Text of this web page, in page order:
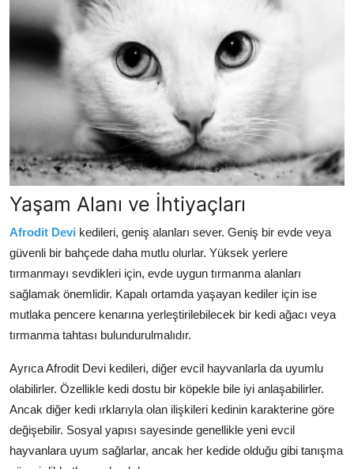
Yaşam Alanı ve İhtiyaçları
Afrodit Devi kedileri, geniş alanları sever. Geniş bir evde veya
güvenli bir bahçede daha mutlu olurlar. Yüksek yerlere
tırmanmayı sevdikleri için, evde uygun tırmanma alanları
sağlamak önemlidir. Kapalı ortamda yaşayan kediler için ise
mutlaka pencere kenarına yerleştirilebilecek bir kedi ağacı veya
tırmanma tahtası bulundurulmalıdır.
Ayrıca Afrodit Devi kedileri, diğer evcil hayvanlarla da uyumlu
olabilirler. Özellikle kedi dostu bir köpekle bile iyi anlaşabilirler.
Ancak diğer kedi ırklarıyla olan ilişkileri kedinin karakterine göre
değişebilir. Sosyal yapısı sayesinde genellikle yeni evcil
hayvanlara uyum sağlarlar, ancak her kedide olduğu gibi tanışma